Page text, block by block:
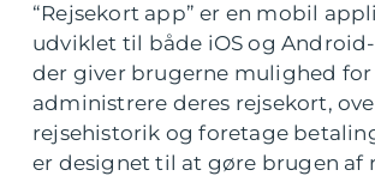
“Rejsekort app” er en mobil
udviklet til både iOS og
der giver brugerne mulighed for
administrere deres rejsekort,
rejsehistorik og foretage
er designet til at gøre brugen af